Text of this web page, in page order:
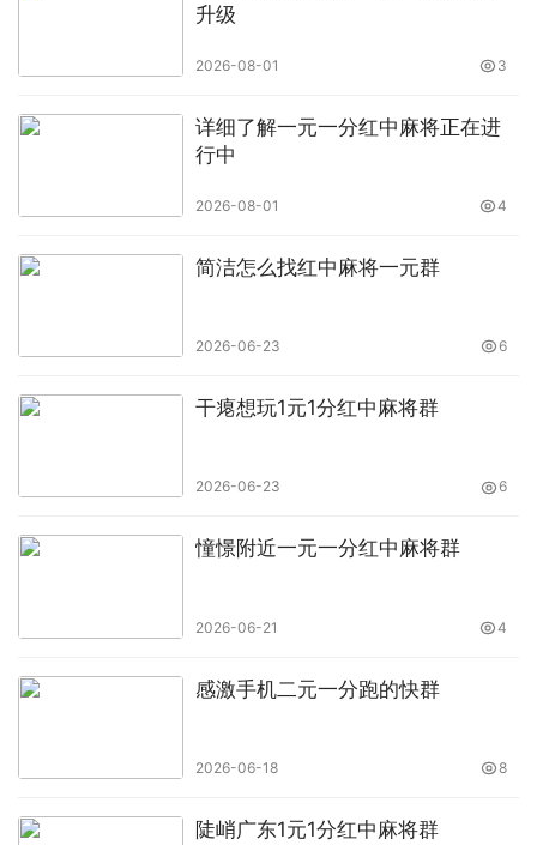
升级
2026-08-01 3
详细了解一元一分红中麻将正在进
行中
2026-08-01 4
简洁怎么找红中麻将一元群
2026-06-23 6
干瘪想玩1元1分红中麻将群
2026-06-23 6
憧憬附近一元一分红中麻将群
2026-06-21 4
感激手机二元一分跑的快群
2026-06-18 8
陡峭广东1元1分红中麻将群